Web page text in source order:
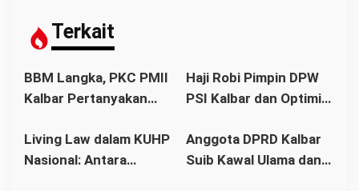
s
p
o
Terkait
BBM Langka, PKC PMII
Kalbar Pertanyakan
Terkait Stok BBM
Aman
Haji Robi Pimpin DPW
PSI Kalbar dan Optimis
Living Law dalam KUHP
Nasional: Antara
Anggota DPRD Kalbar
Suib Kawal Ulama dan